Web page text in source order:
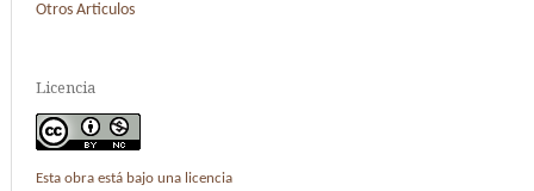
Otros Articulos
Licencia
Esta obra está bajo una licencia